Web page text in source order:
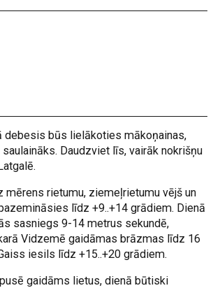
debesis būs lielākoties mākoņainas,
Daudzviet līs, vairāk nokrišņu
mērens rietumu, ziemeļrietumu vējš un
līdz +9..+14 grādiem. Dienā
sasniegs 9-14 metrus sekundē,
Vidzemē gaidāmas brāzmas līdz 16
iesils līdz +15..+20 grādiem.
gaidāms lietus, dienā būtiski